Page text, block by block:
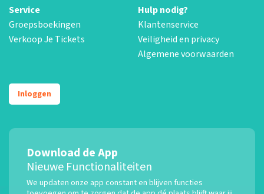
Service
Groepsboekingen
Verkoop Je Tickets
Hulp nodig?
Klantenservice
Veiligheid en privacy
Algemene voorwaarden
Inloggen
Download de App
Nieuwe Functionaliteiten
We updaten onze app constant en blijven functies